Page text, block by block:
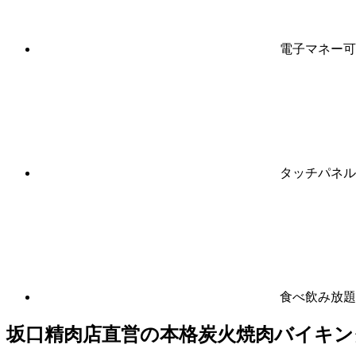
電⼦マネー可
タッチパネル
食べ飲み放題
坂口精肉店直営の本格炭火焼肉バイキ